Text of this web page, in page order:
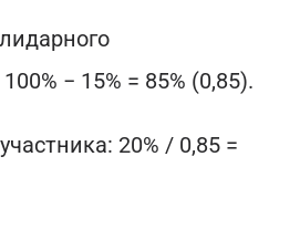
− 15% = 85% (0,85).
20% / 0,85 =